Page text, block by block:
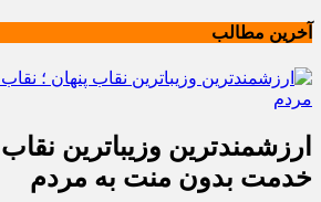
آخرین مطالب
ارزشمندترین وزیباترین
خدمت بدون منت به مردم